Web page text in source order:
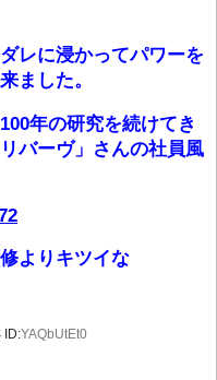
レに浸かってパワーを
ました。
年の研究を続けてき
バーヴ」さんの社員風
よりキツイな
ID:YAQbUtEt0